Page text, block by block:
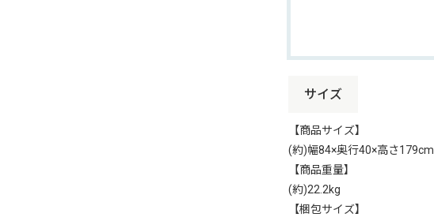
サイズ
【商品サイズ】
(約)幅84×奥行40×高さ179cm
【商品重量】
(約)22.2kg
【梱包サイズ】